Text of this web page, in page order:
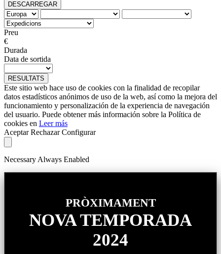
DESCARREGAR
Preu
€
Durada
Data de sortida
RESULTATS
Este sitio web hace uso de cookies con la finalidad de recopilar
datos estadísticos anónimos de uso de la web, así como la mejora del
funcionamiento y personalización de la experiencia de navegación
del usuario. Puede obtener más información sobre la Política de
cookies en Leer más
Aceptar Rechazar Configurar
Necessary Always Enabled
PRÒXIMAMENT
NOVA TEMPORADA
2024